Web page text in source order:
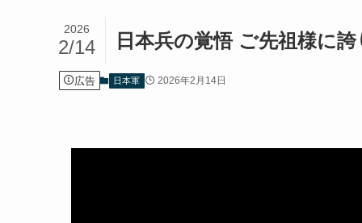
日本兵の覚悟 ご先祖様に
2026
2/14
広告 日本軍 2026年2月14日